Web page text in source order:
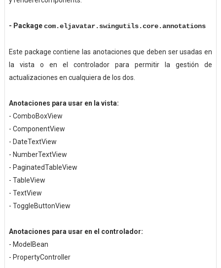
- Packagecom.eljavatar.swingutils.core.annotations
Este package contiene las anotaciones que deben ser usadas en
la vista o en el controlador para permitir la gestión de
actualizaciones en cualquiera de los dos.
Anotaciones para usar en la vista:
- ComboBoxView
- ComponentView
- DateTextView
- NumberTextView
- PaginatedTableView
- TableView
- TextView
- ToggleButtonView
Anotaciones para usar en el controlador:
- ModelBean
- PropertyController